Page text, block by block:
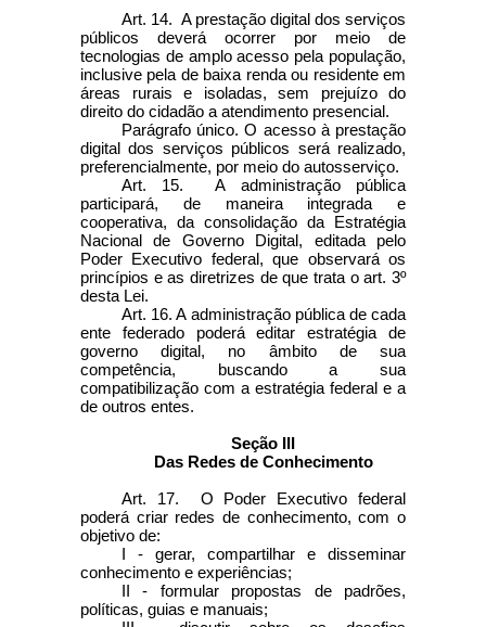
Art. 14. A prestação digital dos serviços
públicos deverá ocorrer por meio de
tecnologias de amplo acesso pela população,
inclusive pela de baixa renda ou residente em
áreas rurais e isoladas, sem prejuízo do
direito do cidadão a atendimento presencial.
Parágrafo único. O acesso à prestação
digital dos serviços públicos será realizado,
preferencialmente, por meio do autosserviço.
Art. 15. A administração pública
participará, de maneira integrada e
cooperativa, da consolidação da Estratégia
Nacional de Governo Digital, editada pelo
Poder Executivo federal, que observará os
princípios e as diretrizes de que trata o art. 3º
desta Lei.
Art. 16. A administração pública de cada
ente federado poderá editar estratégia de
governo digital, no âmbito de sua
competência, buscando a sua
compatibilização com a estratégia federal e a
de outros entes.
Seção III
Das Redes de Conhecimento
Art. 17. O Poder Executivo federal
poderá criar redes de conhecimento, com o
objetivo de:
I - gerar, compartilhar e disseminar
conhecimento e experiências;
II - formular propostas de padrões,
políticas, guias e manuais;